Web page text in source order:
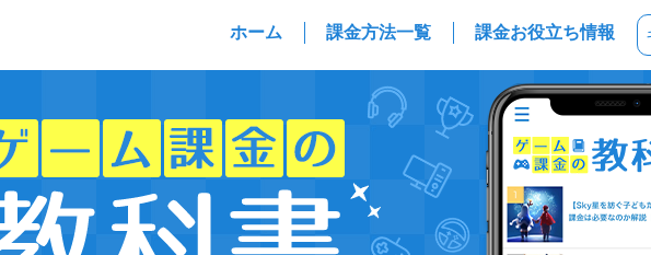
ホーム 課金方法一覧 課金お役立ち情報